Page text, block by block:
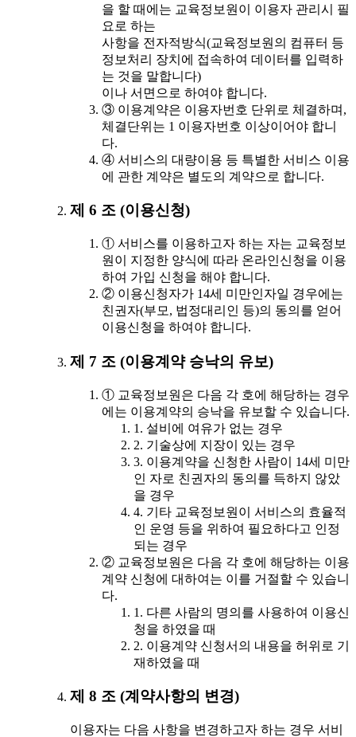
을 할 때에는 교육정보원이 이용자 관리시 필
요로 하는
사항을 전자적방식(교육정보원의 컴퓨터 등
정보처리 장치에 접속하여 데이터를 입력하
는 것을 말합니다)
이나 서면으로 하여야 합니다.
③ 이용계약은 이용자번호 단위로 체결하며,
체결단위는 1 이용자번호 이상이어야 합니
다.
④ 서비스의 대량이용 등 특별한 서비스 이용
에 관한 계약은 별도의 계약으로 합니다.
제 6 조 (이용신청)
① 서비스를 이용하고자 하는 자는 교육정보
원이 지정한 양식에 따라 온라인신청을 이용
하여 가입 신청을 해야 합니다.
② 이용신청자가 14세 미만인자일 경우에는
친권자(부모, 법정대리인 등)의 동의를 얻어
이용신청을 하여야 합니다.
제 7 조 (이용계약 승낙의 유보)
① 교육정보원은 다음 각 호에 해당하는 경우
에는 이용계약의 승낙을 유보할 수 있습니다.
1. 설비에 여유가 없는 경우
2. 기술상에 지장이 있는 경우
3. 이용계약을 신청한 사람이 14세 미만
인 자로 친권자의 동의를 득하지 않았
을 경우
4. 기타 교육정보원이 서비스의 효율적
인 운영 등을 위하여 필요하다고 인정
되는 경우
② 교육정보원은 다음 각 호에 해당하는 이용
계약 신청에 대하여는 이를 거절할 수 있습니
다.
1. 다른 사람의 명의를 사용하여 이용신
청을 하였을 때
2. 이용계약 신청서의 내용을 허위로 기
재하였을 때
제 8 조 (계약사항의 변경)
이용자는 다음 사항을 변경하고자 하는 경우 서비